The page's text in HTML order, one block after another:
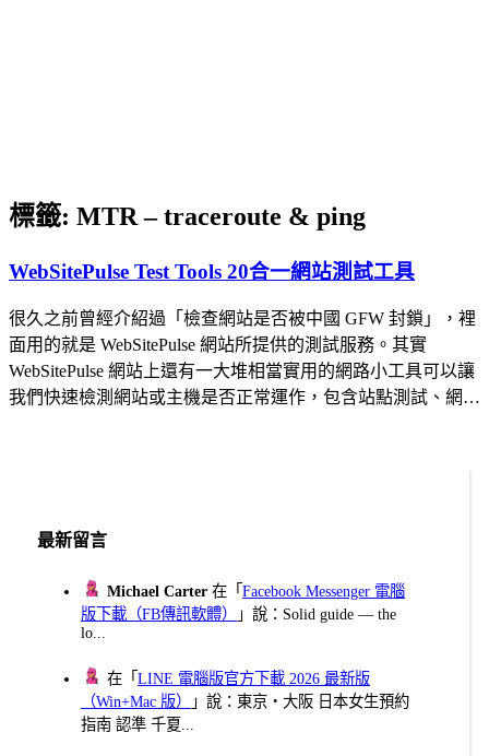
標籤: MTR – traceroute & ping
WebSitePulse Test Tools 20合一網站測試工具
很久之前曾經介紹過「檢查網站是否被中國 GFW 封鎖」，裡
面用的就是 WebSitePulse 網站所提供的測試服務。其實
WebSitePulse 網站上還有一大堆相當實用的網路小工具可以讓
我們快速檢測網站或主機是否正常運作，包含站點測試、網…
最新留言
Michael Carter 在「Facebook Messenger 電腦
版下載（FB傳訊軟體）
」說：Solid guide — the
lo...
在「LINE 電腦版官方下載 2026 最新版
（Win+Mac 版）
」說：東京・大阪 日本女生預約
指南 認準 千夏...